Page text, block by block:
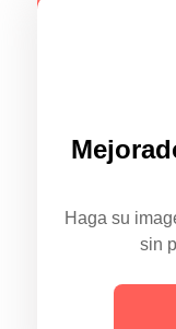
Haga su
sin